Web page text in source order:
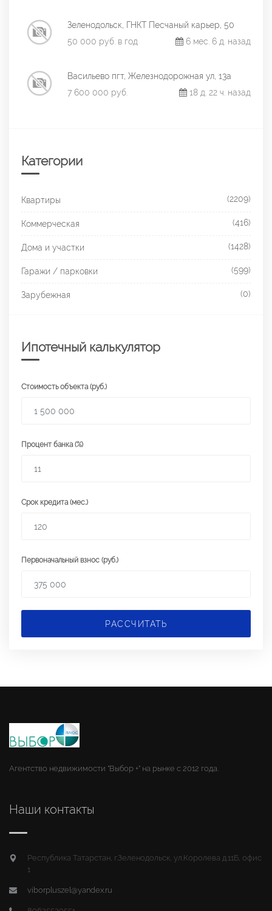
Зеленодольск, ГНКТ Песчаный карьер, 50
50 000 руб. в год
6 мес. 6 д. назад
Васильево пгт, Железнодорожная ул, 13а
7 600 000 руб.
18 д. 22 ч. назад
Категории
Квартиры (2209)
Коммерческая (416)
Дома и участки (1428)
Гаражи / парковки (599)
Зарубежная (0)
Ипотечный калькулятор
Стоимость объекта (руб.)
Процент банка (%)
Срок кредита (мес.)
Первоначальный взнос (руб.)
РАССЧИТАТЬ
Агентство недвижимости "Выбор +" на рынке с 2012 года.
Наши контакты
Республика Татарстан, г.Зеленодольск, ул.Королева д.11Б, офис
1
viborpluszel@yandex.ru